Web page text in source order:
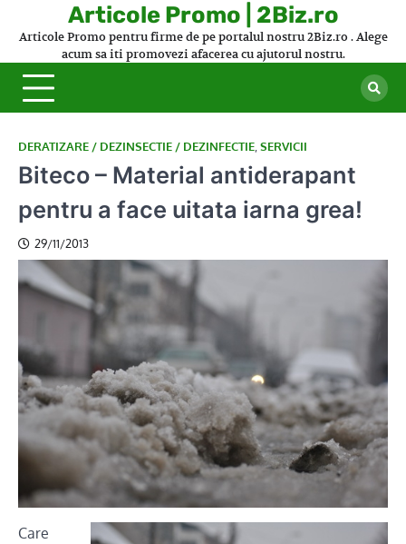
Articole Promo | 2Biz.ro
Articole Promo pentru firme de pe portalul nostru 2Biz.ro . Alege
acum sa iti promovezi afacerea cu ajutorul nostru.
DERATIZARE / DEZINSECTIE / DEZINFECTIE SERVICII
Biteco – Material antiderapant
pentru a face uitata iarna grea!
29/11/2013
Care